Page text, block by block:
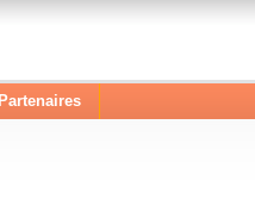
Partenaires